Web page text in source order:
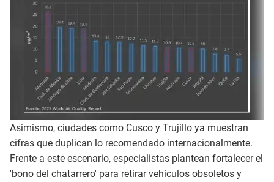
Asimismo, ciudades como Cusco y Trujillo ya muestran
cifras que duplican lo recomendado internacionalmente.
Frente a este escenario, especialistas plantean fortalecer el
'bono del chatarrero' para retirar vehículos obsoletos y